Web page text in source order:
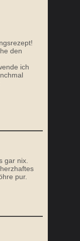
den
ich
gar nix.
pur.